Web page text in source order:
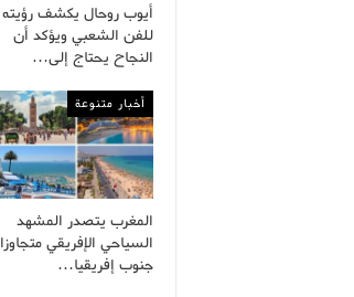
أيوب روحال يكشف رؤيته
للفن الشعبي ويؤكد أن
النجاح يحتاج إلى…
أخبار متنوعة
المغرب يتصدر المشهد
السياحي الإفريقي متجاوزا
جنوب إفريقيا…